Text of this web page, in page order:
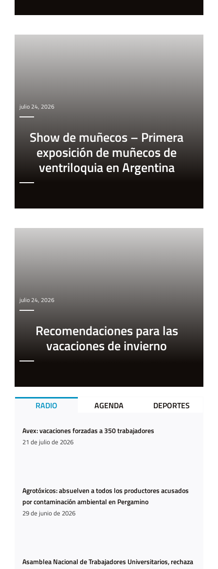
julio 24, 2026
Show de muñecos – Primera
exposición de muñecos de
ventriloquia en Argentina
julio 24, 2026
Recomendaciones para las
vacaciones de invierno
RADIO AGENDA DEPORTES
Avex: vacaciones forzadas a 350 trabajadores
21 de julio de 2026
Agrotóxicos: absuelven a todos los productores acusados
por contaminación ambiental en Pergamino
29 de junio de 2026
Asamblea Nacional de Trabajadores Universitarios, rechaza